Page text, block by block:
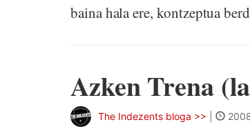
baina hala ere, kontzeptua
Azken Trena
The Indezents bloga >>